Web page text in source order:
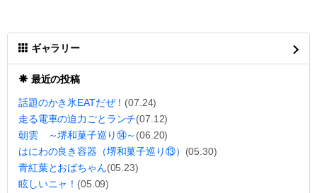
ギャラリー
最近の投稿
話題のかき氷EATだぜ！ (07.24)
走る電車の迫力ごとランチ(07.12)
朝雲 ～堺和菓子巡り⑭～ (06.20)
はにわの良き容器（堺和菓子巡り⑬） (05.30)
青紅葉とおばちゃん(05.23)
眩しいニャ！ (05.09)